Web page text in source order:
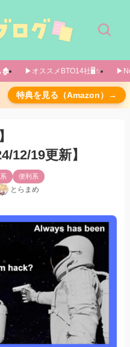
🏚️ ▶オススメBTO14社🖥️✨️
特典を見る（Amazon）→
12/19更新】
便利系
とらまめ
に→ウルトラワイドモ
の中でAmazon売れ筋1
ら
定を開く
入力
Cammy」を検索し、イ
ールで動くカメラの距離